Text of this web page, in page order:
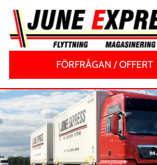
FÖRFRÅGAN / OFFERT